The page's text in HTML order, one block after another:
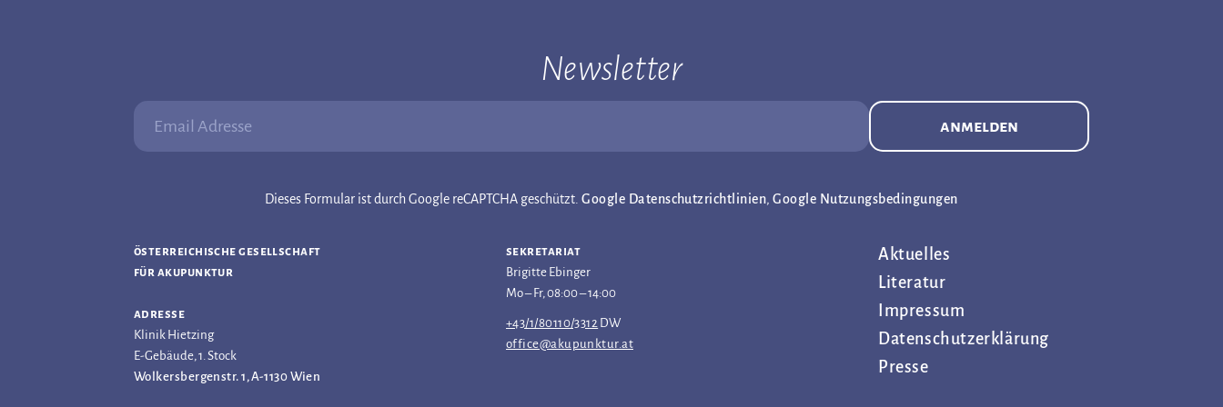
Newsletter
Email Adresse:
anmelden
Dieses Formular ist durch Google reCAPTCHA geschützt.Google Datenschutzrichtlinien,Google Nutzungsbedingungen
österreichische gesellschaft
für akupunktur
adresse
Klinik Hietzing
E-Gebäude, 1. Stock
Wolkersbergenstr. 1, A-1130 Wien
sekretariat
Brigitte Ebinger
Mo – Fr, 08:00 – 14:00
+43/1/80110/3312 DW
office@akupunktur.at
Aktuelles
Literatur
Impressum
Datenschutz­erklärung
Presse